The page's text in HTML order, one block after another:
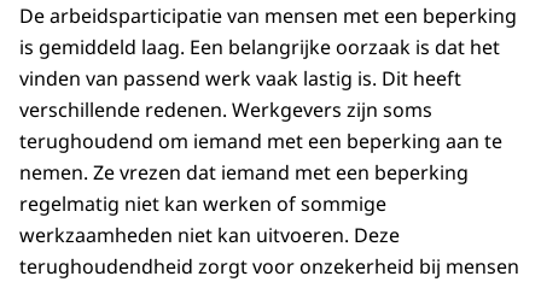
De arbeidsparticipatie van mensen met een beperking
is gemiddeld laag. Een belangrijke oorzaak is dat het
vinden van passend werk vaak lastig is. Dit heeft
verschillende redenen. Werkgevers zijn soms
terughoudend om iemand met een beperking aan te
nemen. Ze vrezen dat iemand met een beperking
regelmatig niet kan werken of sommige
werkzaamheden niet kan uitvoeren. Deze
terughoudendheid zorgt voor onzekerheid bij mensen